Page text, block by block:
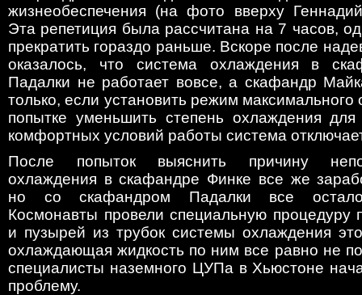
жизнеобеспечения (на фото вверху
Эта репетиция была рассчитана на 7 часов,
прекратить гораздо раньше. Вскоре после
оказалось, что система охлаждения в
Падалки не работает вовсе, а скафандр
только, если установить режим
попытке уменьшить степень охлаждения
комфортных условий работы система
После попыток выяснить причину
охлаждения в скафандре Финке все же
но со скафандром Падалки все
Космонавты провели специальную процедуру
и пузырей из трубок системы охлаждения
охлаждающая жидкость по ним все равно не
специалисты наземного ЦУПа в Хьюстоне
проблему.